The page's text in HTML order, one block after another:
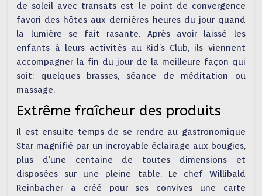
de soleil avec transats est le point de convergence
favori des hôtes aux dernières heures du jour quand
la lumière se fait rasante. Après avoir laissé les
enfants à leurs activités au Kid’s Club, ils viennent
accompagner la fin du jour de la meilleure façon qui
soit: quelques brasses, séance de méditation ou
massage.
Extrême fraîcheur des produits
Il est ensuite temps de se rendre au gastronomique
Star magnifié par un incroyable éclairage aux bougies,
plus d’une centaine de toutes dimensions et
disposées sur une pleine table. Le chef Willibald
Reinbacher a créé pour ses convives une carte